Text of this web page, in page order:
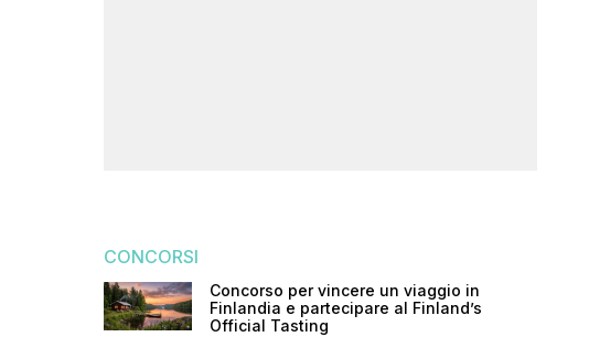
CONCORSI
Concorso per vincere un viaggio in
Finlandia e partecipare al Finland’s
Official Tasting